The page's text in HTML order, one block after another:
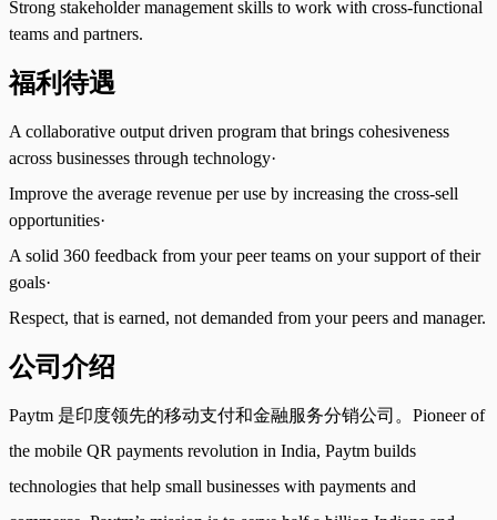
Strong stakeholder management skills to work with cross-functional
teams and partners.
福利待遇
A collaborative output driven program that brings cohesiveness
across businesses through technology·
Improve the average revenue per use by increasing the cross-sell
opportunities·
A solid 360 feedback from your peer teams on your support of their
goals·
Respect, that is earned, not demanded from your peers and manager.
公司介绍
Paytm 是印度领先的移动支付和金融服务分销公司。Pioneer of
the mobile QR payments revolution in India, Paytm builds
technologies that help small businesses with payments and